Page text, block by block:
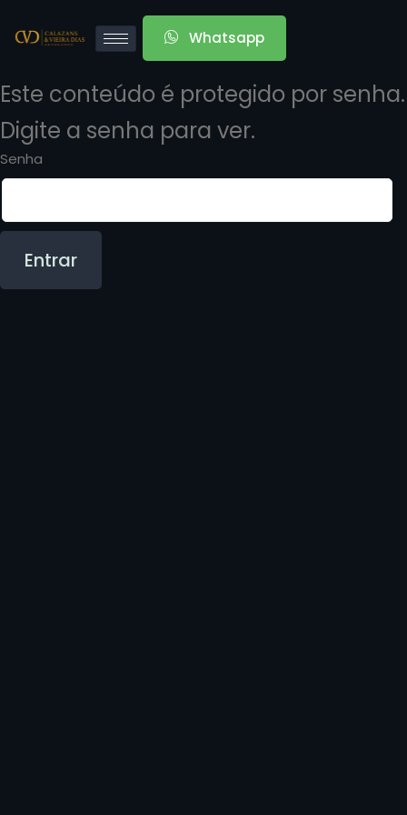
Whatsapp
Este conteúdo é protegido por senha.
Digite a senha para ver.
Senha